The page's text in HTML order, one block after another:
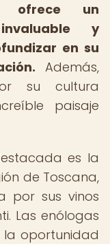
ofrece un
y
en su
Además,
su cultura
paisaje
es la
de Toscana,
por sus vinos
Las enólogas
la oportunidad